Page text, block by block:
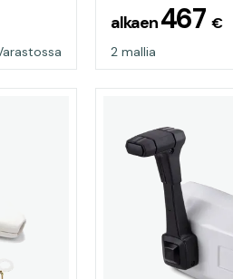
alkaen467 €
2 mallia